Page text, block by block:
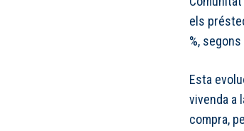
els
%,
Esta
vivenda a
compra,